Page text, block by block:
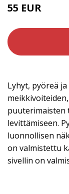
55 EUR
Lyhyt, pyöreä
puuterimaisten
levittämiseen.
luonnollisen
on valmistettu
sivellin on